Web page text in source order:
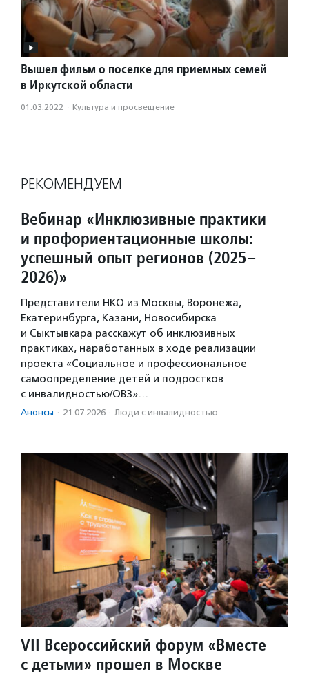
Вышел фильм о поселке для приемных семей
в Иркутской области
01.03.2022 · Культура и просвещение
РЕКОМЕНДУЕМ
Вебинар «Инклюзивные практики
и профориентационные школы:
успешный опыт регионов (2025–
2026)»
Представители НКО из Москвы, Воронежа,
Екатеринбурга, Казани, Новосибирска
и Сыктывкара расскажут об инклюзивных
практиках, наработанных в ходе реализации
проекта «Социальное и профессиональное
самоопределение детей и подростков
с инвалидностью/ОВЗ»…
Анонсы · 21.07.2026 · Люди с инвалидностью
VII Всероссийский форум «Вместе
с детьми» прошел в Москве